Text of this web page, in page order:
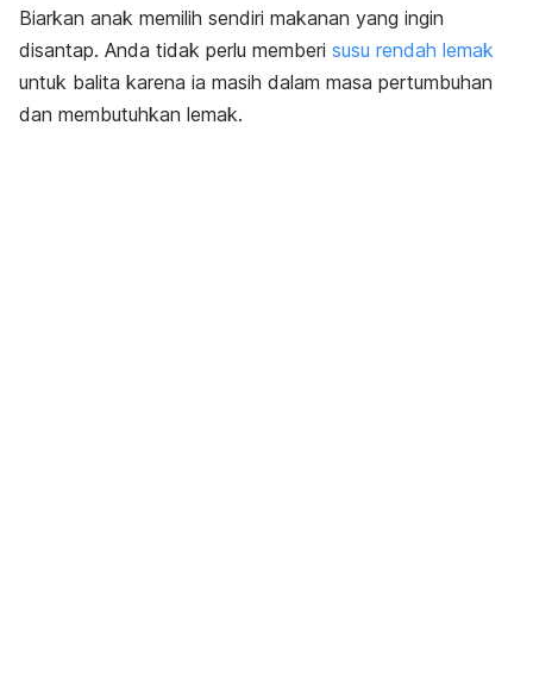
Biarkan anak memilih sendiri makanan yang ingin
disantap. Anda tidak perlu memberi susu rendah lemak
untuk balita karena ia masih dalam masa pertumbuhan
dan membutuhkan lemak.